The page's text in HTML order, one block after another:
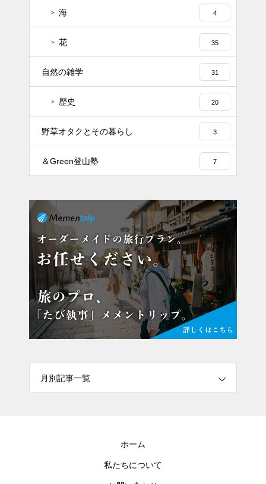
海 4
花 35
自然の雑学 31
歴史 20
野草オタクとその暮らし 3
＆Green登山塾 7
月別記事一覧
ホーム
私たちについて